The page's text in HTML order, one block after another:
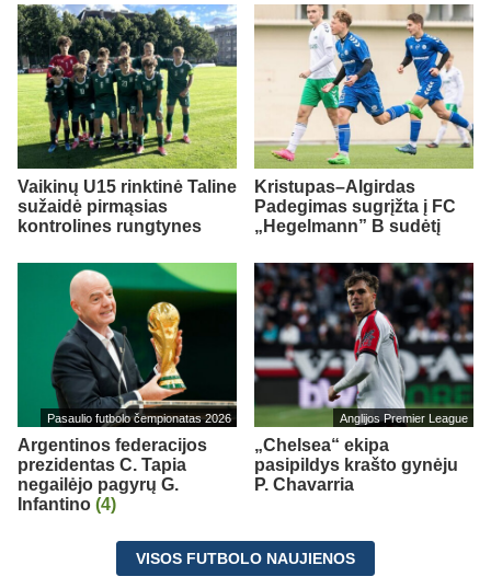
Vaikinų U15 rinktinė Taline
sužaidė pirmąsias
kontrolines rungtynes
Kristupas–Algirdas
Padegimas sugrįžta į FC
„Hegelmann” B sudėtį
Pasaulio futbolo čempionatas 2026
Argentinos federacijos
prezidentas C. Tapia
negailėjo pagyrų G.
Infantino (4)
Anglijos Premier League
„Chelsea“ ekipa
pasipildys krašto gynėju
P. Chavarria
VISOS FUTBOLO NAUJIENOS